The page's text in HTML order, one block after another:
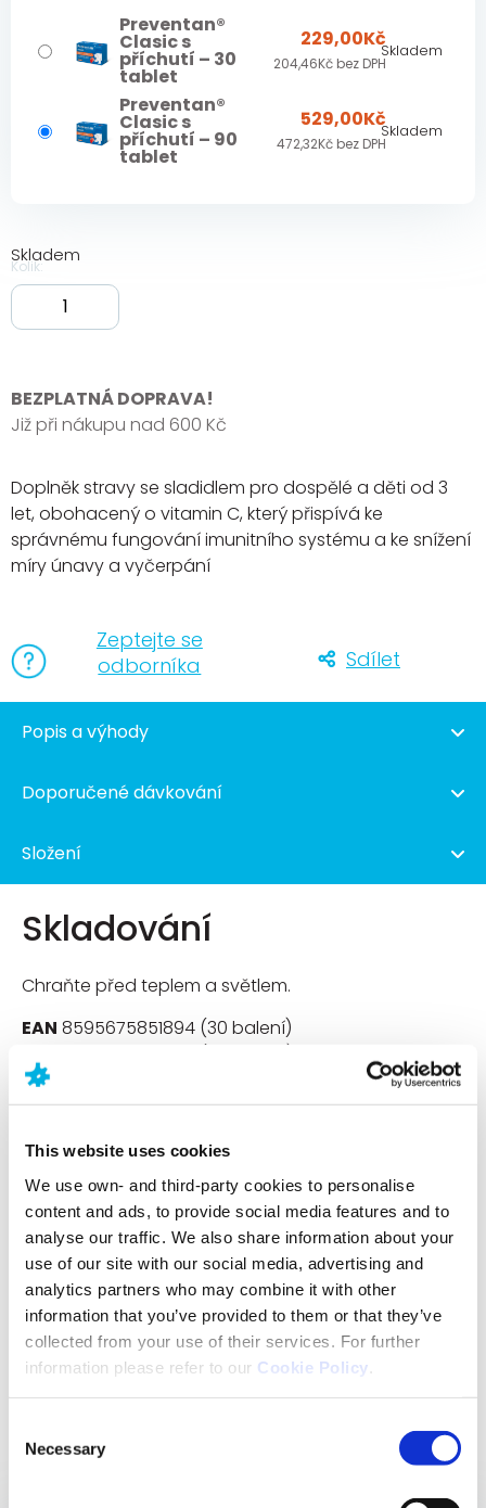
This website uses cookies
We use own- and third-party cookies to personalise
content and ads, to provide social media features and to
analyse our traffic. We also share information about your
use of our site with our social media, advertising and
analytics partners who may combine it with other
information that you’ve provided to them or that they’ve
collected from your use of their services. For further
information please refer to our Cookie Policy
Selection
Necessary
Preventan®
Clasic s
příchutí – 30
tablet
229,00Kč
204,46Kč bez DPH
Skladem
Preventan®
Clasic s
příchutí – 90
tablet
529,00Kč
472,32Kč bez DPH
Skladem
Skladem
BEZPLATNÁ DOPRAVA!
Již při nákupu nad 600 Kč
Doplněk stravy se sladidlem pro dospělé a děti od 3
let, obohacený o vitamin C, který přispívá ke
správnému fungování imunitního systému a ke snížení
míry únavy a vyčerpání
Zeptejte se
odborníka
Sdílet
Popis a výhody
Doporučené dávkování
Složení
Skladování
Chraňte před teplem a světlem.
EAN 8595675851894 (30 balení)
Není určeno pro děti do 3 let. Ukládejte mimo dosah
dětí! Nepřekračujte doporučené denní dávkování.
Doplněk stravy není určen k používání jako náhrada
pestré stravy. Dbejte na vyváženou stravu a zdravý
životní styl. Nadměrná konzumace může vyvolat
projímavé účinky.
Expirace (30 tablet): 2. 1. 2027
Expirace (90 tablet): 23. 9. 2027